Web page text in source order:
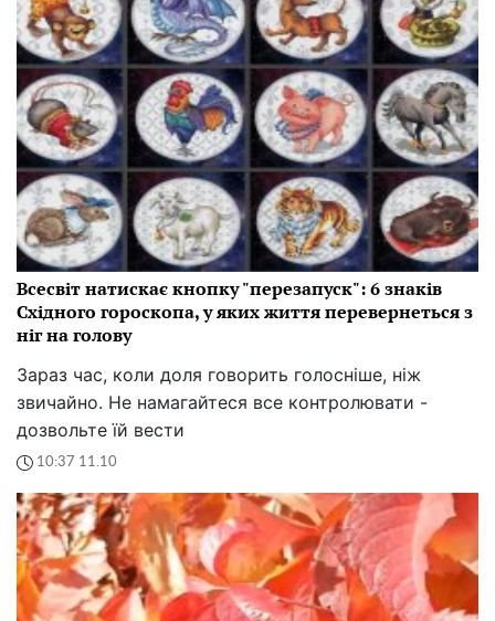
Всесвіт натискає кнопку "перезапуск": 6 знаків
Східного гороскопа, у яких життя перевернеться з
ніг на голову
Зараз час, коли доля говорить голосніше, ніж
звичайно. Не намагайтеся все контролювати -
дозвольте їй вести
10:37 11.10